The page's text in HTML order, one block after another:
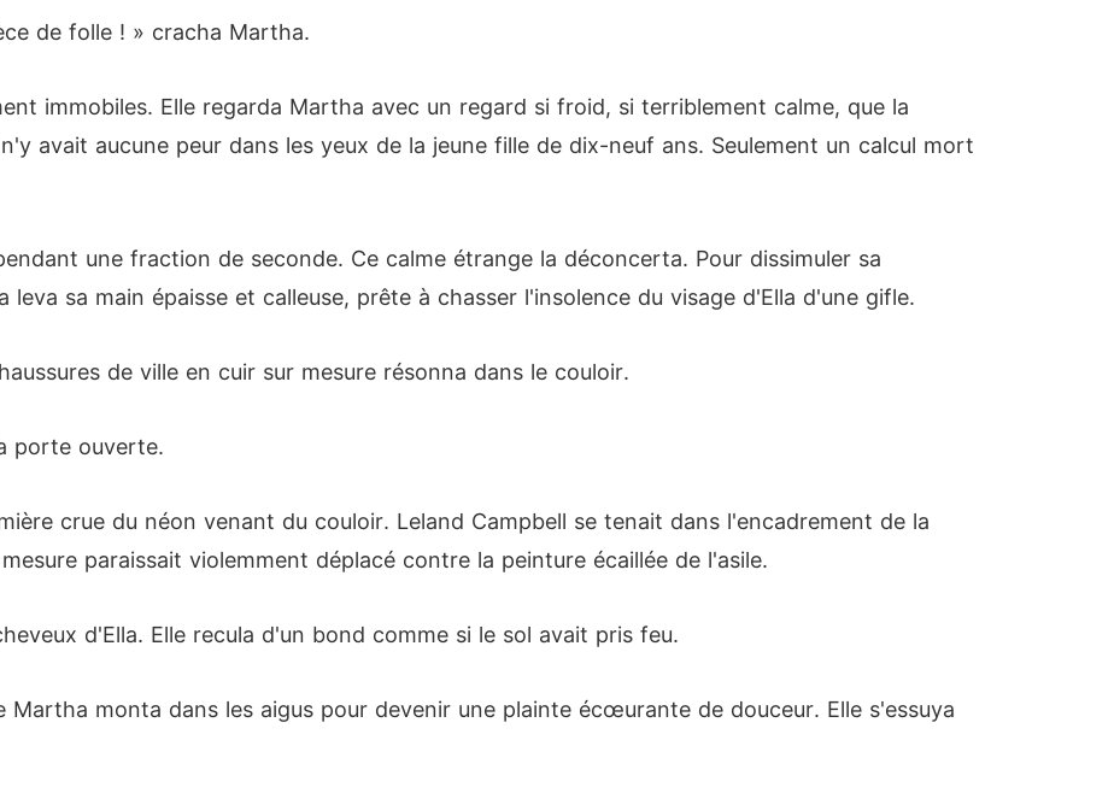
de folle ! » cracha Martha.
immobiles. Elle regarda Martha avec un regard si froid, si terriblement calme, que la
avait aucune peur dans les yeux de la jeune fille de dix-neuf ans. Seulement un calcul mort
une fraction de seconde. Ce calme étrange la déconcerta. Pour dissimuler sa
sa main épaisse et calleuse, prête à chasser l'insolence du visage d'Ella d'une gifle.
de ville en cuir sur mesure résonna dans le couloir.
porte ouverte.
crue du néon venant du couloir. Leland Campbell se tenait dans l'encadrement de la
paraissait violemment déplacé contre la peinture écaillée de l'asile.
d'Ella. Elle recula d'un bond comme si le sol avait pris feu.
Martha monta dans les aigus pour devenir une plainte écœurante de douceur. Elle s'essuya